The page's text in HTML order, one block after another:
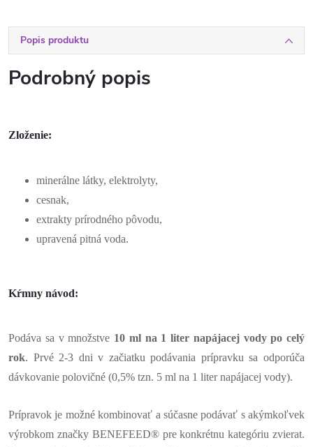
Popis produktu
Podrobný popis
Zloženie:
minerálne látky, elektrolyty,
cesnak,
extrakty prírodného pôvodu,
upravená pitná voda.
Kŕmny návod:
Podáva sa v množstve 10 ml na 1 liter napájacej vody po celý
rok. Prvé 2-3 dni v začiatku podávania prípravku sa odporúča
dávkovanie polovičné (0,5% tzn. 5 ml na 1 liter napájacej vody).
Prípravok je možné kombinovať a súčasne podávať s akýmkoľvek
výrobkom značky BENEFEED® pre konkrétnu kategóriu zvierat.